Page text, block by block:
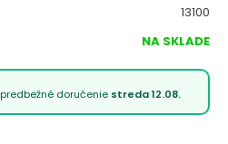
13100
NA SKLADE
doručenie streda 12.08.